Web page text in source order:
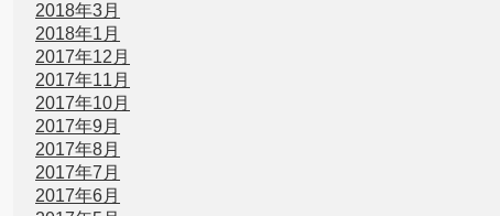
2018年3月
2018年1月
2017年12月
2017年11月
2017年10月
2017年9月
2017年8月
2017年7月
2017年6月